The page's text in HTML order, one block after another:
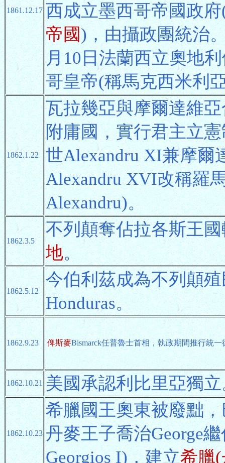
1861.12.17 西成立墨西哥帝國政
帝國)，由攝政團統治
月10日法蘭西立奧地
哥皇帝(稱馬克西米利
1862.1.22
瓦拉幾亞與摩爾達維
附庸國，實行君主立
世Alexandru XI兼摩爾
Alexandru XVI改稱羅
Alexandru)。
1862.3.5
不列顛奪佔拉各斯王
地。
1862.5.12
今伯利茲成為不列顛
Honduras。
1862.9.23 俾斯麥Bismarck任普魯士首相，執政期間推行統
1862.10.21 美國承認利比里亞獨
1862.10.23
希臘國王奧東被廢黜
丹麥王子喬治George
Georgios I)，建立希臘